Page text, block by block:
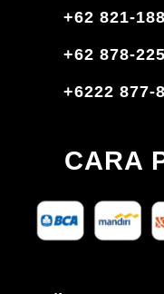
+62 821-
+62 878-
+6222 877-
CARA